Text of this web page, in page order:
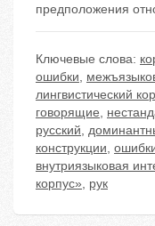
предположения
Ключевые слова:
ошибки,
лингвистический
говорящие,
русский,
конструкции,
внутриязыковая
корпус», рук